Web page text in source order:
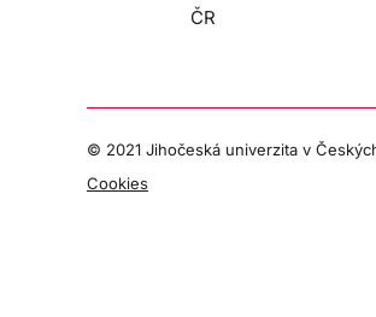
© 2021 Jihočeská univerzita v
Cookies